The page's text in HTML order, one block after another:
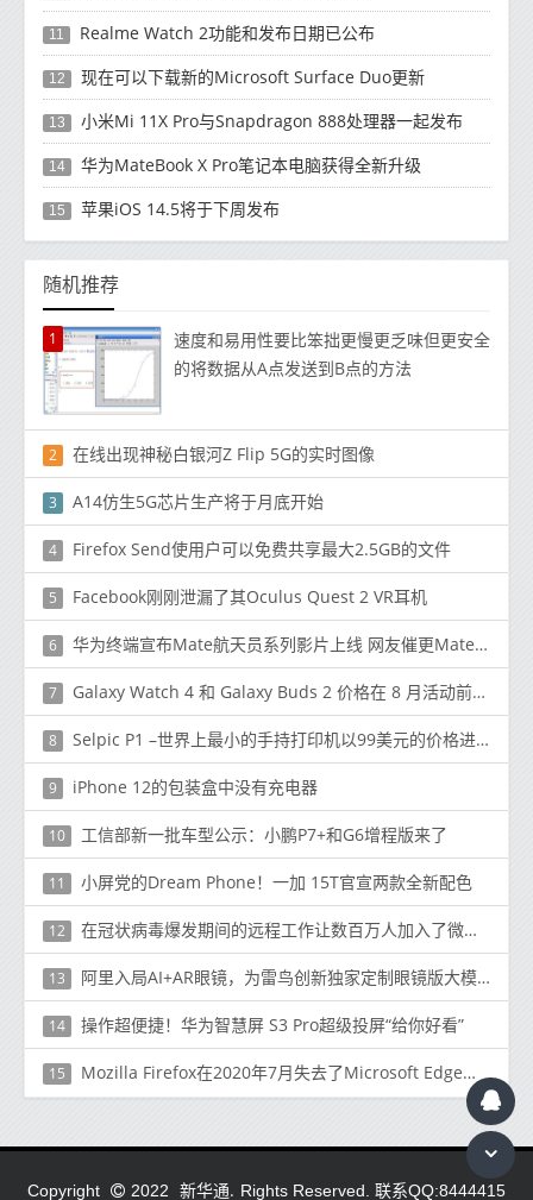
11 Realme Watch 2功能和发布日期已公布
12 现在可以下载新的Microsoft Surface Duo更新
13 小米Mi 11X Pro与Snapdragon 888处理器一起发布
14 华为MateBook X Pro笔记本电脑获得全新升级
15 苹果iOS 14.5将于下周发布
随机推荐
1
速度和易用性要比笨拙更慢更乏味但更安全
的将数据从A点发送到B点的方法
2 在线出现神秘白银河Z Flip 5G的实时图像
3 A14仿生5G芯片生产将于月底开始
4 Firefox Send使用户可以免费共享最大2.5GB的文件
5 Facebook刚刚泄漏了其Oculus Quest 2 VR耳机
6 华为终端宣布Mate航天员系列影片上线 网友催更Mate 70
7 Galaxy Watch 4 和 Galaxy Buds 2 价格在 8 月活动前泄露
8 Selpic P1 –世界上最小的手持打印机以99美元的价格进入Indiegogo
9 iPhone 12的包装盒中没有充电器
10 工信部新一批车型公示：小鹏P7+和G6增程版来了
11 小屏党的Dream Phone！一加 15T官宣两款全新配色
12 在冠状病毒爆发期间的远程工作让数百万人加入了微软的团队
13 阿里入局AI+AR眼镜，为雷鸟创新独家定制眼镜版大模型
14 操作超便捷！华为智慧屏 S3 Pro超级投屏“给你好看”
15 Mozilla Firefox在2020年7月失去了Microsoft Edge的市场份额
Copyright 2022 新华通. Rights Reserved. 联系QQ:8444415